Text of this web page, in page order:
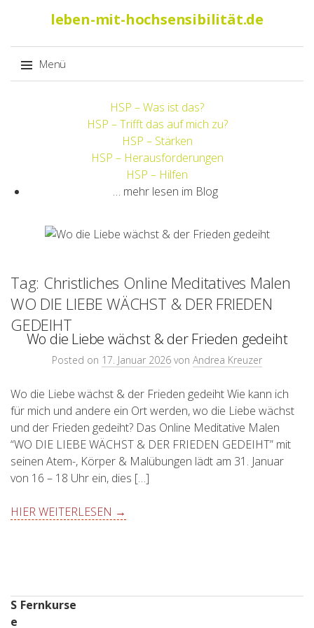
leben-mit-hochsensibilität.de
Menü
HSP – Was ist das?
HSP – Trifft das auf mich zu?
HSP – Stärken
HSP – Herausforderungen
HSP – Hilfen
… mehr lesen im Blog
Tag: Christliches Online Meditatives Malen
WO DIE LIEBE WÄCHST & DER FRIEDEN
GEDEIHT
Wo die Liebe wächst & der Frieden gedeiht
Posted on 17. Januar 2026 von Andrea Kreuzer
Wo die Liebe wächst & der Frieden gedeiht Wie kann ich
für mich und andere ein Ort werden, wo die Liebe wächst
und der Frieden gedeiht? Das Online Meditative Malen
“WO DIE LIEBE WÄCHST & DER FRIEDEN GEDEIHT” mit
seinen Atem-, Körper & Malübungen lädt am 31. Januar
von 16 – 18 Uhr ein, dies […]
HIER WEITERLESEN →
Fernkurse
S
e